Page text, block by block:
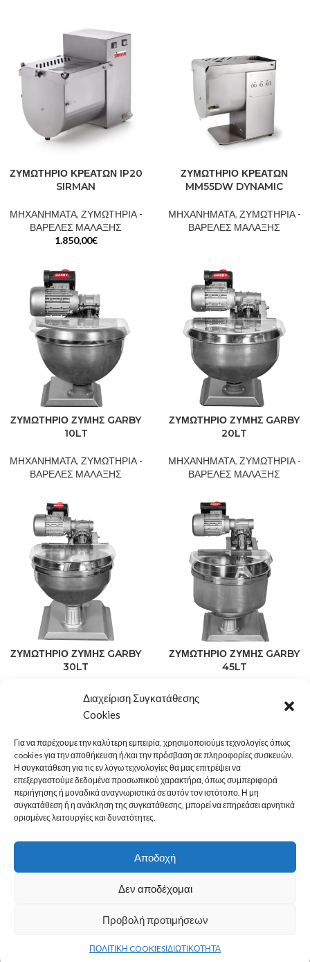
Διαχείριση Συγκατάθεσης
Cookies
Για να παρέχουμε την καλύτερη εμπειρία, χρησιμοποιούμε τεχνολογίες όπως
cookies για την αποθήκευση ή/και την πρόσβαση σε πληροφορίες συσκευών.
Η συγκατάθεση για τις εν λόγω τεχνολογίες θα μας επιτρέψει να
επεξεργαστούμε δεδομένα προσωπικού χαρακτήρα, όπως συμπεριφορά
περιήγησης ή μοναδικά αναγνωριστικά σε αυτόν τον ιστότοπο. Η μη
συγκατάθεση ή η ανάκληση της συγκατάθεσης, μπορεί να επηρεάσει αρνητικά
ορισμένες λειτουργίες και δυνατότητες.
Αποδοχή
Δεν αποδέχομαι
Προβολή προτιμήσεων
ΠΟΛΙΤΙΚΗ COOKIESΙΔΙΩΤΙΚΟΤΗΤΑ
ΖΥΜΩΤΗΡΙΟ ΚΡΕΑΤΩΝ IP20
SIRMAN
ΜΗΧΑΝΗΜΑΤΑ, ΖΥΜΩΤΗΡΙΑ -
ΒΑΡΕΛΕΣ ΜΑΛΑΞΗΣ
1.850,00€
ΖΥΜΩΤΗΡΙΟ ΚΡΕΑΤΩΝ
MM55DW DYNAMIC
ΜΗΧΑΝΗΜΑΤΑ, ΖΥΜΩΤΗΡΙΑ -
ΒΑΡΕΛΕΣ ΜΑΛΑΞΗΣ
ΖΥΜΩΤΗΡΙΟ ΖΥΜΗΣ GARBY
10LT
ΜΗΧΑΝΗΜΑΤΑ, ΖΥΜΩΤΗΡΙΑ -
ΒΑΡΕΛΕΣ ΜΑΛΑΞΗΣ
ΖΥΜΩΤΗΡΙΟ ΖΥΜΗΣ GARBY
20LT
ΜΗΧΑΝΗΜΑΤΑ, ΖΥΜΩΤΗΡΙΑ -
ΒΑΡΕΛΕΣ ΜΑΛΑΞΗΣ
ΖΥΜΩΤΗΡΙΟ ΖΥΜΗΣ GARBY
30LT
ΖΥΜΩΤΗΡΙΑ -
ΒΑΡΕΛΕΣ ΜΑΛΑΞΗΣ
ΖΥΜΩΤΗΡΙΟ ΖΥΜΗΣ GARBY
45LT
ΜΗΧΑΝΗΜΑΤΑ
ΒΑΡΕΛΕΣ ΜΑΛΑΞΗΣ
1 2 →
LEGAL
MENU
© 2022PAN-ARMAR